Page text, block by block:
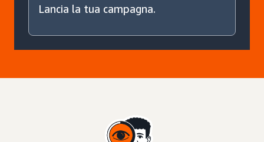
Lancia la tua campagna.